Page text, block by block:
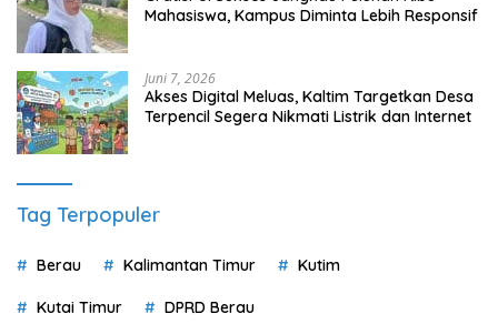
Mahasiswa, Kampus Diminta Lebih Responsif
Juni 7, 2026
Akses Digital Meluas, Kaltim Targetkan Desa
Terpencil Segera Nikmati Listrik dan Internet
Tag Terpopuler
Berau Kalimantan Timur Kutim
Kutai Timur DPRD Berau